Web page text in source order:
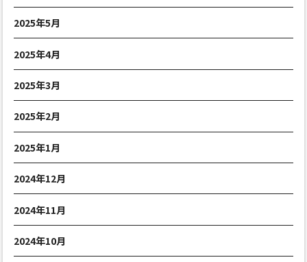
2025年5月
2025年4月
2025年3月
2025年2月
2025年1月
2024年12月
2024年11月
2024年10月